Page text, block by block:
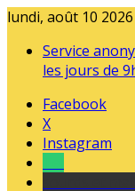
lundi, août 10 2026
Service
les jours de
Facebook
X
Instagram